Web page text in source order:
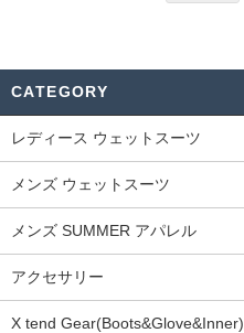
CATEGORY
レディース ウェットスーツ
メンズ ウェットスーツ
メンズ SUMMER アパレル
アクセサリー
X tend Gear(Boots&Glove&Inner)